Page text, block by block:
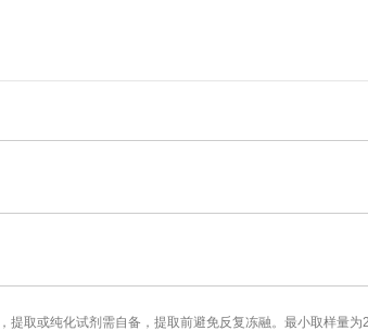
提取或纯化试剂需自备，提取前避免反复冻融。最小取样量为